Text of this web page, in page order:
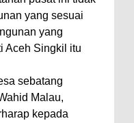
yang sesuai
yang
Aceh Singkil itu
sebatang
Malau,
kepada